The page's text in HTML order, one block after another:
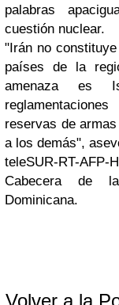
palabras
cuestión nuclear.
"Irán no
países de la
amenaza es
reservas de
a los demás",
teleSUR-RT-AFP-
Cabecera de
Dominicana.
Volver a la